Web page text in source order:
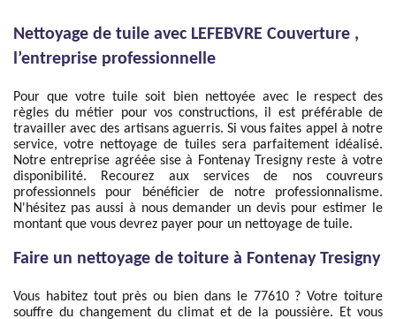
Nettoyage de tuile avec LEFEBVRE Couverture ,
l’entreprise professionnelle
Pour que votre tuile soit bien nettoyée avec le respect des
règles du métier pour vos constructions, il est préférable de
travailler avec des artisans aguerris. Si vous faites appel à notre
service, votre nettoyage de tuiles sera parfaitement idéalisé.
Notre entreprise agréée sise à Fontenay Tresigny reste à votre
disponibilité. Recourez aux services de nos couvreurs
professionnels pour bénéficier de notre professionnalisme.
N'hésitez pas aussi à nous demander un devis pour estimer le
montant que vous devrez payer pour un nettoyage de tuile.
Faire un nettoyage de toiture à Fontenay Tresigny
Vous habitez tout près ou bien dans le 77610 ? Votre toiture
souffre du changement du climat et de la poussière. Et vous